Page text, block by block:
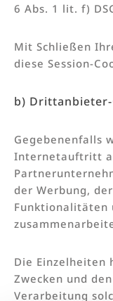
6 Abs. 1 lit. f)
Mit Schließen
diese Session-
b) Drittanbieter-
Gegebenenfalls
Internetauftritt
der Werbung,
Die Einzelheiten
Zwecken und
Verarbeitung